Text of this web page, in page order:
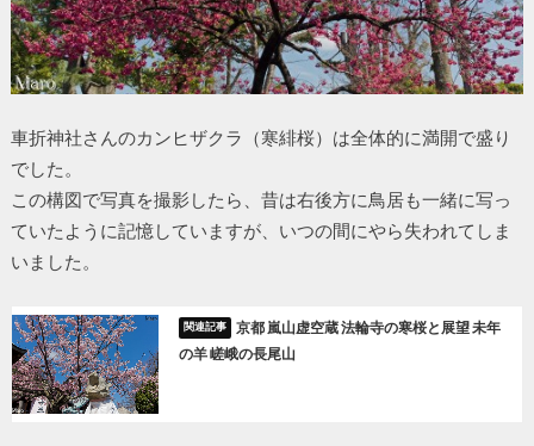
車折神社さんのカンヒザクラ（寒緋桜）は全体的に満開で盛り
でした。
この構図で写真を撮影したら、昔は右後方に鳥居も一緒に写っ
ていたように記憶していますが、いつの間にやら失われてしま
いました。
京都 嵐山虚空蔵 法輪寺の寒桜と展望 未年
の羊 嵯峨の長尾山